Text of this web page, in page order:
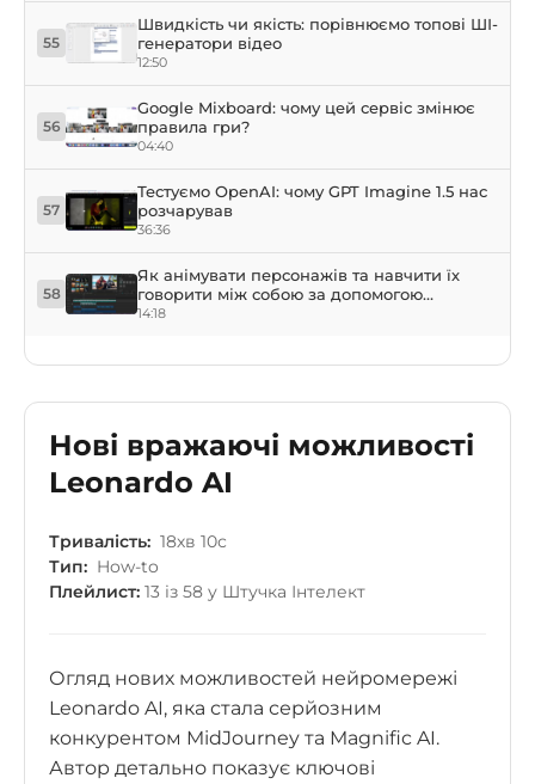
Нові вражаючі можливості
Leonardo AI
Тривалість: 18хв 10с
Тип: How-to
Плейлист: 13 із 58 у Штучка Інтелект
Огляд нових можливостей нейромережі
Leonardo AI, яка стала серйозним
конкурентом MidJourney та Magnific AI.
Автор детально показує ключові
55
Швидкість чи якість: порівнюємо топові ШІ-
генератори відео
12:50
56
Google Mixboard: чому цей сервіс змінює
правила гри?
04:40
57
Тестуємо OpenAI: чому GPT Imagine 1.5 нас
розчарував
36:36
58
Як анімувати персонажів та навчити їх
говорити між собою за допомогою
нейромереж
14:18